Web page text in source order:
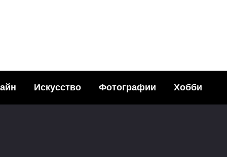
Искусство Фотографии Хобби